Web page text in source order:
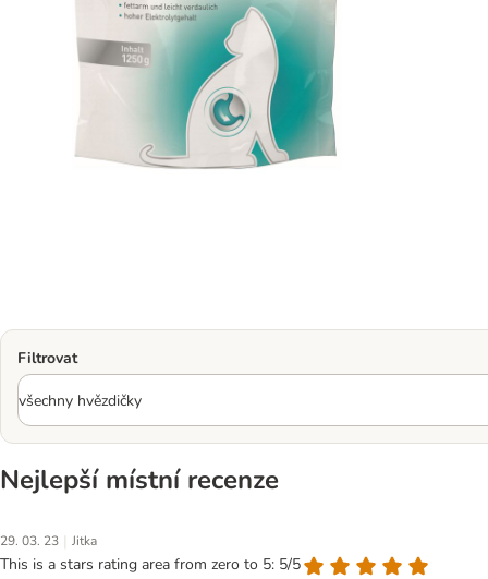
Filtrovat
Nejlepší místní recenze
29. 03. 23 | Jitka
This is a stars rating area from zero to 5: 5/5